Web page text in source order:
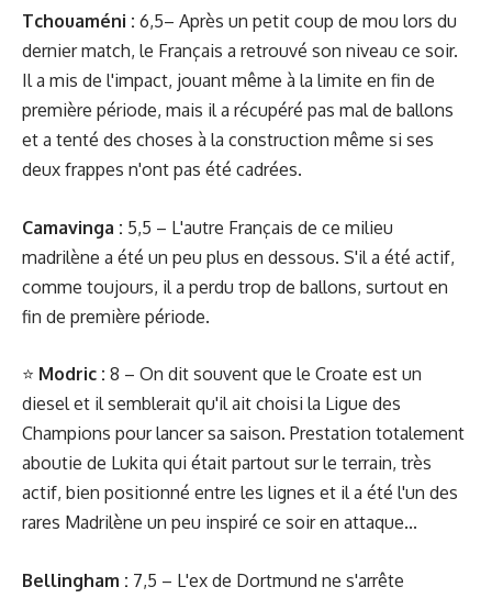
Tchouaméni : 6,5– Après un petit coup de mou lors du
dernier match, le Français a retrouvé son niveau ce soir.
Il a mis de l'impact, jouant même à la limite en fin de
première période, mais il a récupéré pas mal de ballons
et a tenté des choses à la construction même si ses
deux frappes n'ont pas été cadrées.
Camavinga : 5,5 – L'autre Français de ce milieu
madrilène a été un peu plus en dessous. S'il a été actif,
comme toujours, il a perdu trop de ballons, surtout en
fin de première période.
⭐️ Modric : 8 – On dit souvent que le Croate est un
diesel et il semblerait qu'il ait choisi la Ligue des
Champions pour lancer sa saison. Prestation totalement
aboutie de Lukita qui était partout sur le terrain, très
actif, bien positionné entre les lignes et il a été l'un des
rares Madrilène un peu inspiré ce soir en attaque...
Bellingham : 7,5 – L'ex de Dortmund ne s'arrête